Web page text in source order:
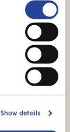
Show details